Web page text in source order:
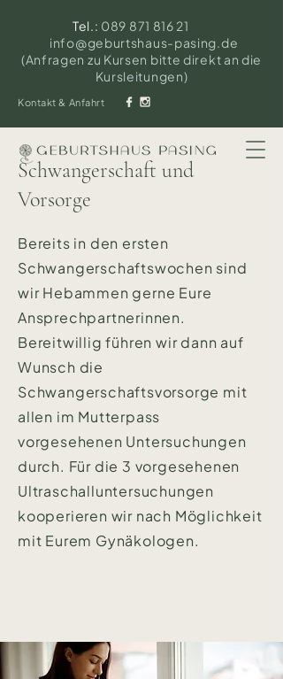
Tel.: 089 871 816 21
info@geburtshaus-pasing.de
(Anfragen zu Kursen bitte direkt an die
Kursleitungen)
Kontakt & Anfahrt
Schwangerschaft und
Vorsorge
Bereits in den ersten
Schwangerschaftswochen sind
wir Hebammen gerne Eure
Ansprechpartnerinnen.
Bereitwillig führen wir dann auf
Wunsch die
Schwangerschaftsvorsorge mit
allen im Mutterpass
vorgesehenen Untersuchungen
durch. Für die 3 vorgesehenen
Ultraschalluntersuchungen
kooperieren wir nach Möglichkeit
mit Eurem Gynäkologen.